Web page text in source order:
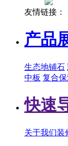
友情链接：
产品
生态地铺石
中板 复合
快速
关于我们装